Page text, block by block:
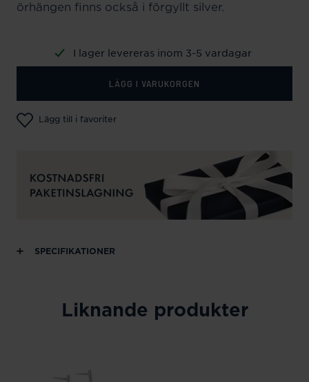
örhängen finns också i förgyllt silver.
I lager levereras inom 3-5 vardagar
LÄGG I VARUKORGEN
Lägg till i favoriter
SPECIFIKATIONER
Liknande produkter